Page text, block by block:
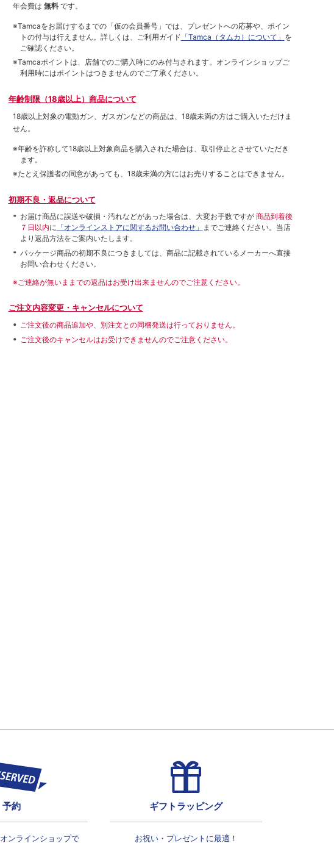
年会費は 無料 です。
※Tamcaをお届けするまでの「仮の会員番号」では、プレゼントへの応募や、ポイン
トの付与は⾏えません。詳しくは、ご利⽤ガイド 「Tamca（タムカ）について」 を
ご確認ください。
※Tamcaポイントは、店舗でのご購⼊時にのみ付与されます。オンラインショップご
利用時にはポイントはつきませんのでご了承ください。
年齢制限（18歳以上）商品について
18歳以上対象の電動ガン、ガスガンなどの商品は、18歳未満の方はご購入いただけま
せん。
※年齢を詐称して18歳以上対象商品を購入された場合は、取引停止とさせていただき
ます。
※たとえ保護者の同意があっても、18歳未満の方にはお売りすることはできません。
初期不良・返品について
お届け商品に誤送や破損・汚れなどがあった場合は、大変お手数ですが 商品到着後
７日以内に 「オンラインストアに関するお問い合わせ」 までご連絡ください。当店
より返品方法をご案内いたします。
パッケージ商品の初期不良につきましては、商品に記載されているメーカーへ直接
お問い合わせください。
※ご連絡が無いままでの返品はお受け出来ませんのでご注意ください。
ご注文内容変更・キャンセルについて
ご注文後の商品追加や、別注文との同梱発送は行っておりません。
ご注文後のキャンセルはお受けできませんのでご注意ください。
予約
オンラインショップで
ギフトラッピング
お祝い・プレゼントに最適！